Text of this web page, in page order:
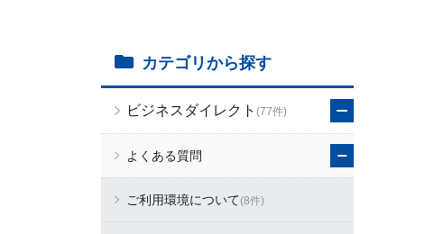
カテゴリから探す
ビジネスダイレクト (77件)
よくある質問
ご利用環境について(8件)